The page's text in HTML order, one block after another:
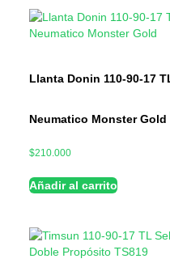
Llanta Donin 110-90-17
Neumatico Monster Gold
$210.000
Añadir al carrito